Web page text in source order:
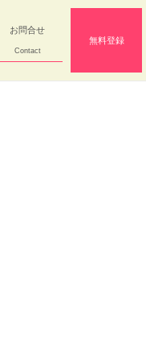
お問合せ
Contact
無料登録